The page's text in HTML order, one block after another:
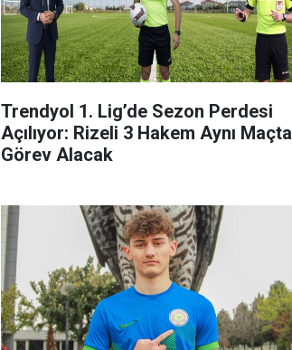
Trendyol 1. Lig’de Sezon Perdesi
Açılıyor: Rizeli 3 Hakem Aynı Maçta
Görev Alacak